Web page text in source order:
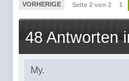
VORHERIGE Seite 2 von 2 1
48 Antworten
My.